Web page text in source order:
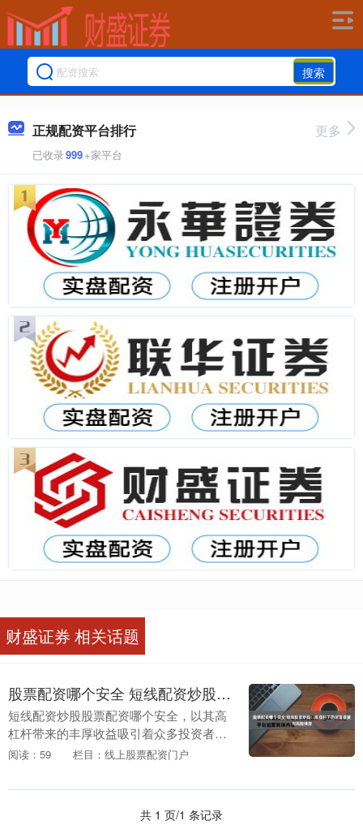
搜索
正规配资平台排行
已收录999+家平台
更多
财盛证券 相关话题
股票配资哪个安全 短线配资炒股：高杠杆下的财富盛宴与风险博弈
短线配资炒股股票配资哪个安全，以其高
杠杆带来的丰厚收益吸引着众多投资者。
然而，高杠杆的背后也潜藏着巨大的风
险，新手投资者必....
阅读：59 栏目：线上股票配资门户
共 1 页/1 条记录